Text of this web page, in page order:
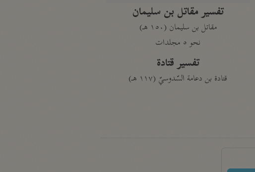
تفسير مقاتل بن سليمان
مقاتل بن سليمان (١٥٠ هـ)
نحو ٥ مجلدات
تفسير قتادة
قتادة بن دعامة السّدوسيّ (١١٧ هـ)